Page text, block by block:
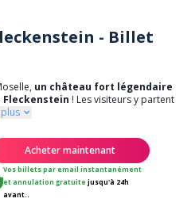
- Billet
un château fort légendaire
Fleckenstein ! Les visiteurs y partent
Acheter maintenant
Vos billets par email instantanément
etannulation gratuite jusqu'à 24h
avant..